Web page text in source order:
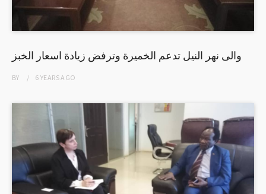
والى نهر النيل تدعم الخميرة وترفض زيادة اسعار الخبز
BY 6 YEARSAGO